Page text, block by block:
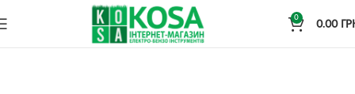
0
0.00